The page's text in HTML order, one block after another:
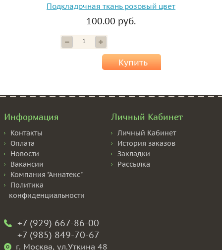
Подкладочная ткань розовый цвет
100.00 руб.
Купить
Информация
Контакты
Оплата
Новости
Вакансии
Компания "Аннатекс"
Политика
конфиденциальности
Личный Кабинет
Личный Кабинет
История заказов
Закладки
Рассылка
+7 (929) 667-86-00
+7 (985) 849-70-67
г. Москва, ул.Уткина 48